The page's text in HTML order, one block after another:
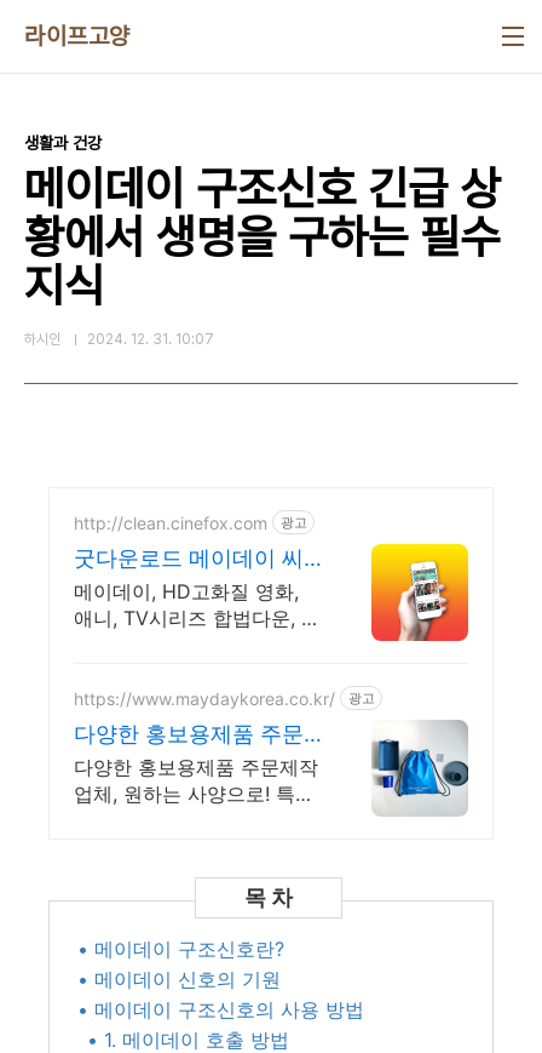
라이프고양
생활과 건강
메이데이 구조신호 긴급 상
황에서 생명을 구하는 필수
지식
하시인 2024. 12. 31. 10:07
http://clean.cinefox.com 광고
굿다운로드 메이데이 씨
네폭스
메이데이, HD고화질 영화,
애니, TV시리즈 합법다운, 스
https://www.maydaykorea.co.kr/ 광고
다양한 홍보용제품 주문
제작
다양한 홍보용제품 주문제작
업체, 원하는 사양으로! 특별
• 메이데이 구조신호란?
• 메이데이 신호의 기원
• 메이데이 구조신호의 사용 방법
• 1. 메이데이 호출 방법